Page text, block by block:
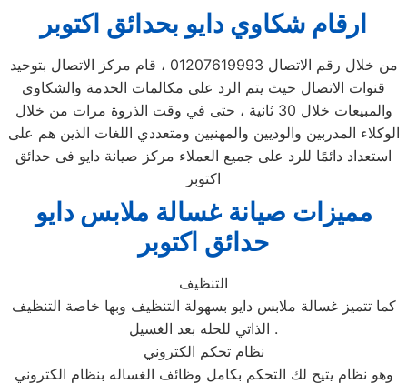
ارقام شكاوي دايو بحدائق اكتوبر
من خلال رقم الاتصال 01207619993 ، قام مركز الاتصال بتوحيد
قنوات الاتصال حيث يتم الرد على مكالمات الخدمة والشكاوى
والمبيعات خلال 30 ثانية ، حتى في وقت الذروة مرات من خلال
الوكلاء المدربين والوديين والمهنيين ومتعددي اللغات الذين هم على
استعداد دائمًا للرد على جميع العملاء مركز صيانة دايو فى حدائق
اكتوبر
مميزات صيانة غسالة ملابس دايو
حدائق اكتوبر
التنظيف
كما تتميز غسالة ملابس دايو بسهولة التنظيف وبها خاصة التنظيف
الذاتي للحله بعد الغسيل .
نظام تحكم الكتروني
وهو نظام يتيح لك التحكم بكامل وظائف الغساله بنظام الكتروني